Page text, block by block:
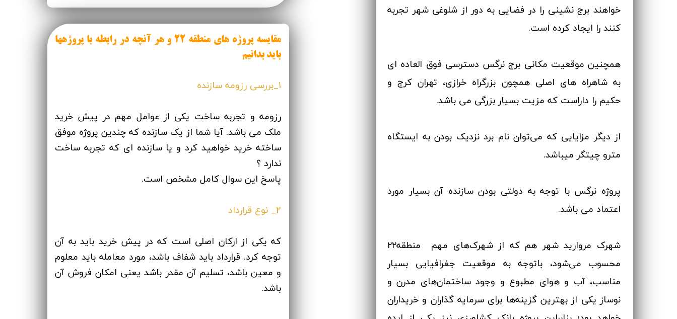
خواهند برج نشینی را در فضایی به دور از شلوغی شهر تجربه
کنند را ایجاد کرده است.
همچنین موقعیت مکانی برج نرگس دسترسی فوق العاده ای
به شاهراه های اصلی همچون بزرگراه خرازی، تهران کرج و
حکیم را داراست که مزیت بسیار بزرگی می باشد.
از دیگر مزایایی که می‌توان نام برد نزدیک بودن به ایستگاه
مترو چیتگر میباشد.
پروژه نرگس با توجه به دولتی بودن سازنده آن بسیار مورد
اعتماد می باشد.
شهرک مروارید شهر هم که از شهرک‌های مهم منطقه۲۲
محسوب می‌شود، باتوجه به موقعیت جغرافیایی بسیار
مناسب، آب و هوای مطبوع و وجود ساختمان‌های مدرن و
نوساز یکی از بهترین گزینه‌ها برای سرمایه گذاران و خریداران
مقایسه پروژه های منطقه ۲۲ و هر آنچه در رابطه با پروژهها
باید بدانیم​​​​​​​
1_بررسی رزومه سازنده
رزومه و تجربه ساخت یکی از عوامل مهم در پیش خرید
ملک می باشد. آیا شما از یک سازنده که چندین پروژه موفق
ساخته خرید خواهید کرد و یا سازنده ای که تجربه ساخت
ندارد ؟
پاسخ این سوال کامل مشخص است.
2_ نوع قرارداد
که یکی از ارکان اصلی است که در پیش خرید باید به آن
توجه کرد. قرارداد باید شفاف باشد، مورد معامله باید معلوم
و معین باشد، تسلیم آن مقدر باشد یعنی امکان فروش آن
باشد.